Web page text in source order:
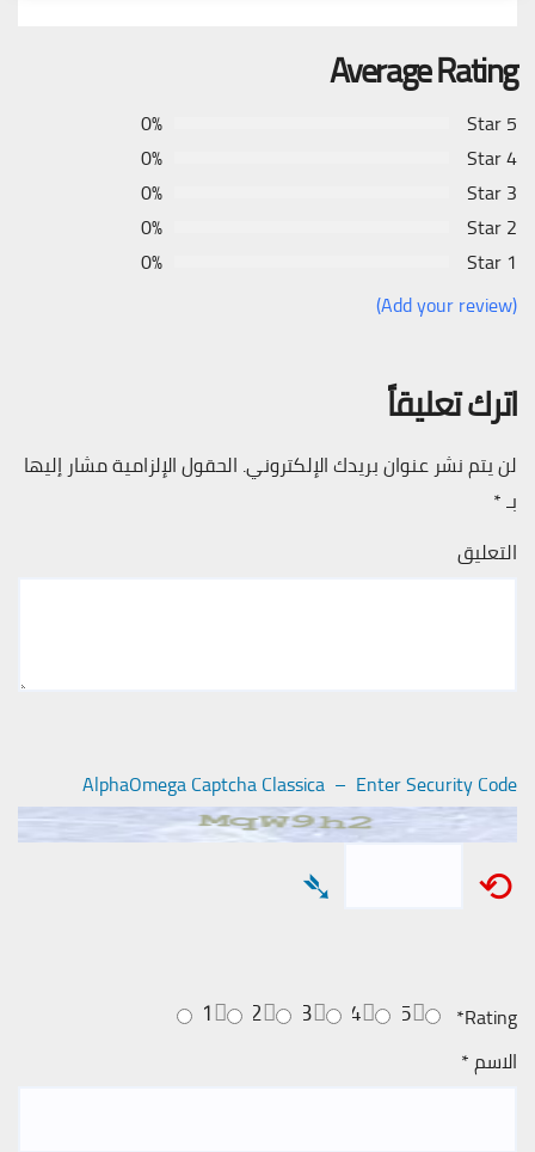
Average Rating
5 Star
0%
4 Star
0%
3 Star
0%
2 Star
0%
1 Star
0%
(Add your review)
اترك تعليقاً
لن يتم نشر عنوان بريدك الإلكتروني. الحقول الإلزامية مشار إليها
بـ*
التعليق
AlphaOmega Captcha Classica – Enter Security Code
⟲
➴
Rating
*
5
4
3
2
1
الاسم*